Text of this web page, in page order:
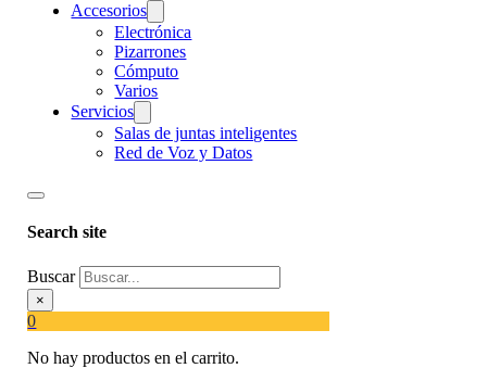
Accesorios
Electrónica
Pizarrones
Cómputo
Varios
Servicios
Salas de juntas inteligentes
Red de Voz y Datos
Search site
Buscar
×
0
No hay productos en el carrito.